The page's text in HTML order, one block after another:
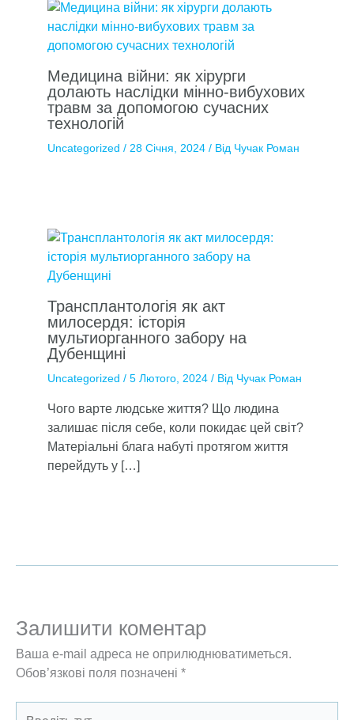
Медицина війни: як хірурги
долають наслідки мінно-вибухових
травм за допомогою сучасних
технологій
Uncategorized / 28 Січня, 2024 / Від Чучак Роман
Трансплантологія як акт
милосердя: історія
мультиорганного забору на
Дубенщині
Uncategorized / 5 Лютого, 2024 / Від Чучак Роман
Чого варте людське життя? Що людина
залишає після себе, коли покидає цей світ?
Матеріальні блага набуті протягом життя
перейдуть у […]
Залишити коментар
Ваша e-mail адреса не оприлюднюватиметься.
Обов’язкові поля позначені *